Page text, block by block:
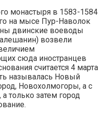
монастыря в 1583-1584
на мысе Пур-Наволок
двинские воеводы
возвели
сюда иностранцев
считается 4 марта
называлась Новый
Новохолмогоры, а с
только затем город